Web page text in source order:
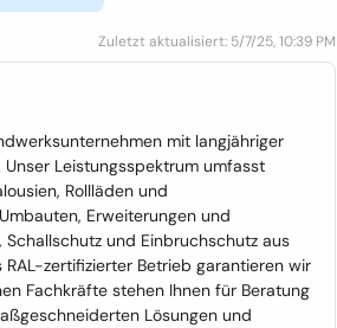
Zuletzt aktualisiert: 5/7/25, 10:39 PM
mit langjähriger
Leistungsspektrum umfasst
Rollläden und
Erweiterungen und
und Einbruchschutz aus
zertifizierter Betrieb garantieren wir
Fachkräfte stehen Ihnen für Beratung
Lösungen und